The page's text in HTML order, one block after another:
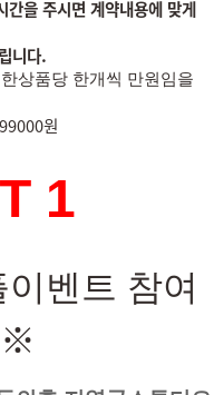
간을 주시면 계약내용에 맞게
니다.
한상품당 한개씩 만원임을
원
1
벤트 참여
※